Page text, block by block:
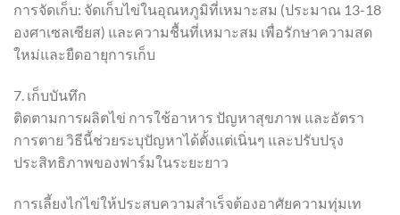
การจัดเก็บ: จัดเก็บไข่ในอุณหภูมิที่เหมาะสม (ประมาณ 13-18
องศาเซลเซียส) และความชื้นที่เหมาะสม เพื่อรักษาความสด
ใหม่และยืดอายุการเก็บ
7. เก็บบันทึก
ติดตามการผลิตไข่ การใช้อาหาร ปัญหาสุขภาพ และอัตรา
การตาย วิธีนี้ช่วยระบุปัญหาได้ตั้งแต่เนิ่นๆ และปรับปรุง
ประสิทธิภาพของฟาร์มในระยะยาว
การเลี้ยงไก่ไข่ให้ประสบความสำเร็จต้องอาศัยความทุ่มเท